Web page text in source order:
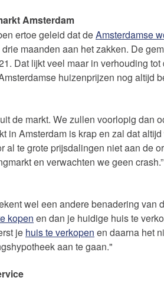
Amsterdam
ertoe geleid dat deAmsterdamse
maanden aan het zakken. De
Dat lijkt veel maar in verhouding
huizenprijzen nog altijd
de markt. We zullen voorlopig dan
in Amsterdam is krap en zal dat
al te grote prijsdalingen niet aan de
en verwachten we geen crash.”
wel een andere benadering
kopen en dan je huidige huis te
je huis te verkopen en daarna het
aan te gaan."